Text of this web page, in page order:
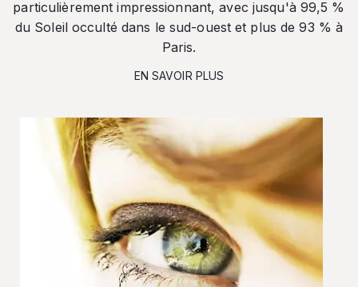
particulièrement impressionnant, avec jusqu'à 99,5 %
du Soleil occulté dans le sud-ouest et plus de 93 % à
Paris.
EN SAVOIR PLUS